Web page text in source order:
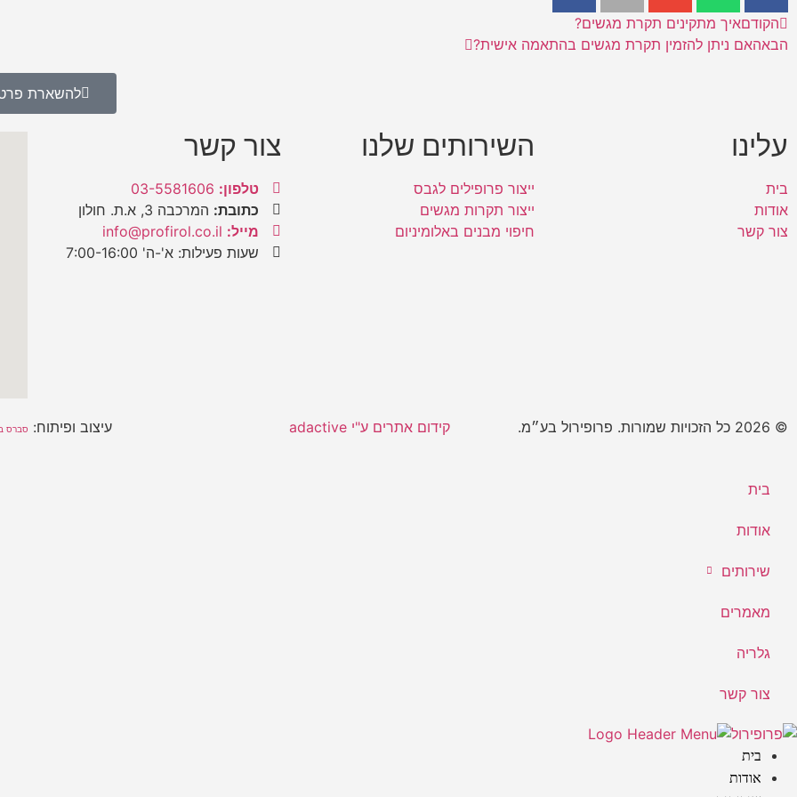
הקודםאיך מתקינים תקרת מגשים?
הבאהאם ניתן להזמין תקרת מגשים בהתאמה אישית?
להשארת
עלינו
בית
אודות
צור קשר
השירותים שלנו
ייצור פרופילים לגבס
ייצור תקרות מגשים
חיפוי מבנים באלומיניום
צור קשר
טלפון:
כתובת: המרכבה 3, א.ת. חולון
מייל:
שעות פעילות: א'-ה' 7:00-16:00
© 2026 כל הזכויות שמורות. פרופירול בע״מ.​ קידום אתרים ע"י adactive עיצוב ופיתוח: סברס
בית
אודות
שירותים
מאמרים
גלריה
צור קשר
בית
אודות